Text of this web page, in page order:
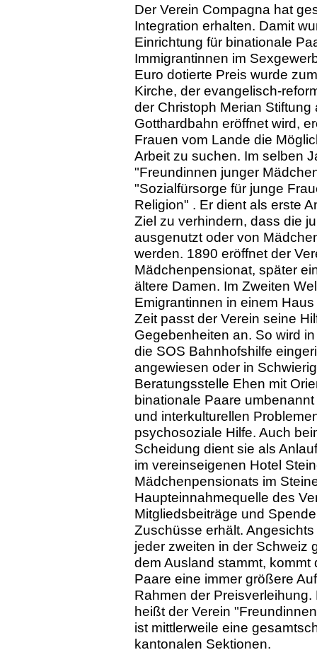
Der Verein Compagna hat
Integration erhalten. Damit
Einrichtung für binationale
Immigrantinnen im
Euro dotierte Preis wurde
Kirche, der evangelisch-
der Christoph Merian
Gotthardbahn eröffnet wird,
Frauen vom Lande die
Arbeit zu suchen. Im selben
"Freundinnen junger
"Sozialfürsorge für junge
Religion" . Er dient als erste
Ziel zu verhindern, dass die
ausgenutzt oder von
werden. 1890 eröffnet der
Mädchenpensionat, später
ältere Damen. Im Zweiten
Emigrantinnen in einem
Zeit passt der Verein seine
Gegebenheiten an. So wird
die SOS Bahnhofshilfe
angewiesen oder in
Beratungsstelle Ehen mit
binationale Paare
und interkulturellen
psychosoziale Hilfe. Auch
Scheidung dient sie als
im vereinseigenen Hotel
Mädchenpensionats im
Haupteinnahmequelle des
Mitgliedsbeiträge und
Zuschüsse erhält.
jeder zweiten in der Schweiz
dem Ausland stammt,
Paare eine immer größere
Rahmen der
heißt der Verein
ist mittlerweile eine
kantonalen Sektionen.